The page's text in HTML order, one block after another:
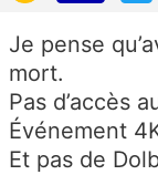
Je pense
mort.
Pas d’accès
Événement
Et pas de